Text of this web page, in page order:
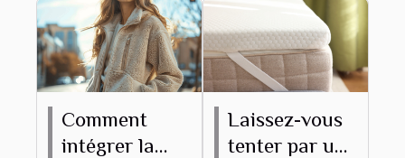
Comment
intégrer la
Laissez-vous
tenter par un